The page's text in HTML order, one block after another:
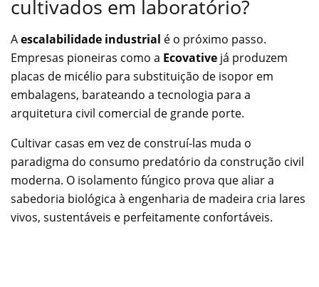
cultivados em laboratório?
Aescalabilidade industrial é o próximo passo.
Empresas pioneiras como a Ecovative já produzem
placas de micélio para substituição de isopor em
embalagens, barateando a tecnologia para a
arquitetura civil comercial de grande porte.
Cultivar casas em vez de construí-las muda o
paradigma do consumo predatório da construção civil
moderna. O isolamento fúngico prova que aliar a
sabedoria biológica à engenharia de madeira cria lares
vivos, sustentáveis e perfeitamente confortáveis.